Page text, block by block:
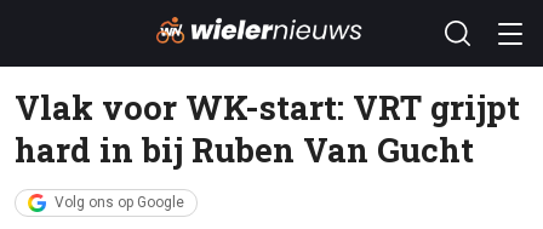
Vlak voor WK-start: VRT grijpt
hard in bij Ruben Van Gucht
Volg ons op Google